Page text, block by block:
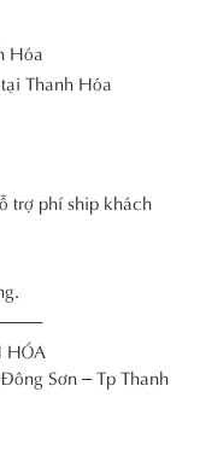
Hóa
Thanh Hóa
trợ phí ship khách
HÓA
Sơn – Tp Thanh